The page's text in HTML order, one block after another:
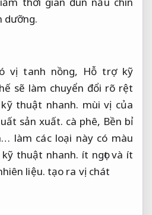
dưỡng.
vị tanh nồng, Hỗ trợ kỹ
sẽ làm chuyển đổi rõ rệt
thuật nhanh. mùi vị của
sản xuất. cà phê, Bền bỉ
làm các loại này có màu
thuật nhanh. ít ngọt và ít
liệu. tạo ra vị chát